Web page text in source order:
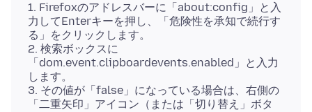
1. Firefoxのアドレスバーに「about:config」と入
力してEnterキーを押し、「危険性を承知で続行す
る」をクリックします。
2. 検索ボックスに
「dom.event.clipboardevents.enabled」と入力
します。
3. その値が「false」になっている場合は、右側の
「二重矢印」アイコン（または「切り替え」ボタ